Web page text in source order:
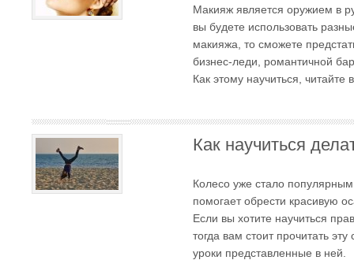
Макияж является оружием в
вы будете использовать
макияжа, то сможете
бизнес-леди, романтичной
Как этому научиться, читайте
Как научиться
Колесо уже стало
помогает обрести красивую
Если вы хотите научиться
тогда вам стоит прочитать
уроки представленные в ней.